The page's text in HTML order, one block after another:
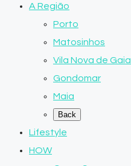
A Região
Porto
Matosinhos
Vila Nova de Gaia
Gondomar
Maia
Back
Lifestyle
HOW